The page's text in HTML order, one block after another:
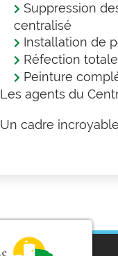
Suppression
centralisé
Installation de
Réfection
Peinture
Les agents du
Un cadre